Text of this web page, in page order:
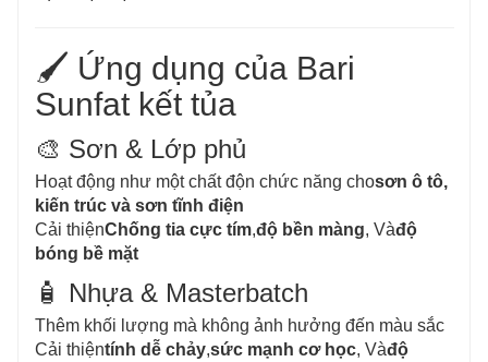
🖌️ Ứng dụng của Bari
Sunfat kết tủa
🎨 Sơn & Lớp phủ
Hoạt động như một chất độn chức năng chosơn ô tô,
kiến ​​trúc và sơn tĩnh điện
Cải thiệnChống tia cực tím,độ bền màng, Vàđộ
bóng bề mặt
🧴 Nhựa & Masterbatch
Thêm khối lượng mà không ảnh hưởng đến màu sắc
Cải thiệntính dễ chảy,sức mạnh cơ học, Vàđộ